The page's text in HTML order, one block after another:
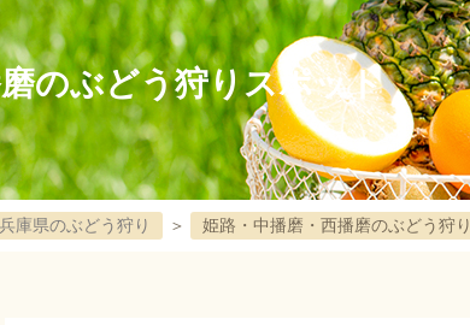
のぶどう狩りスポット
兵庫県のぶどう狩り ＞ 姫路・中播磨・西播磨のぶどう狩り